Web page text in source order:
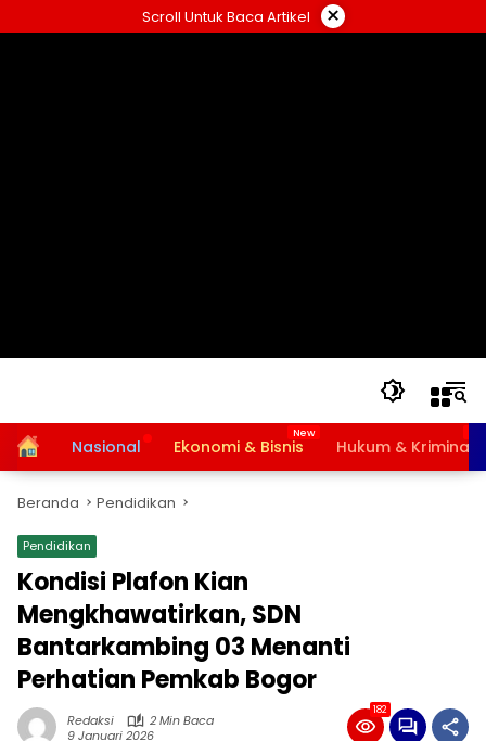
ke
Scroll Untuk Baca Artikel ×
HomeNasional Ekonomi & Bisnis Hukum & Kriminal
Beranda Pendidikan
Pendidikan
Kondisi Plafon Kian
Mengkhawatirkan, SDN
Bantarkambing 03 Menanti
Perhatian Pemkab Bogor
Redaksi
2 Min Baca
9 Januari 2026
182